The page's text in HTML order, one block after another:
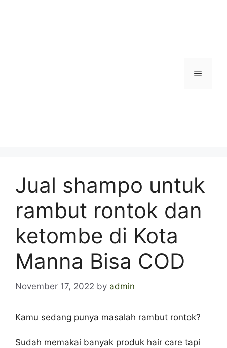
Menu
Jual shampo untuk
rambut rontok dan
ketombe di Kota
Manna Bisa COD
November 17, 2022 by admin
Kamu sedang punya masalah rambut rontok?
Sudah memakai banyak produk hair care tapi